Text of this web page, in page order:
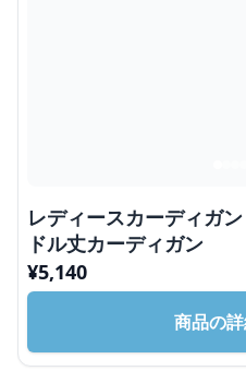
レディースカーディガ
ドル丈カーディガン
¥5,140
商品の